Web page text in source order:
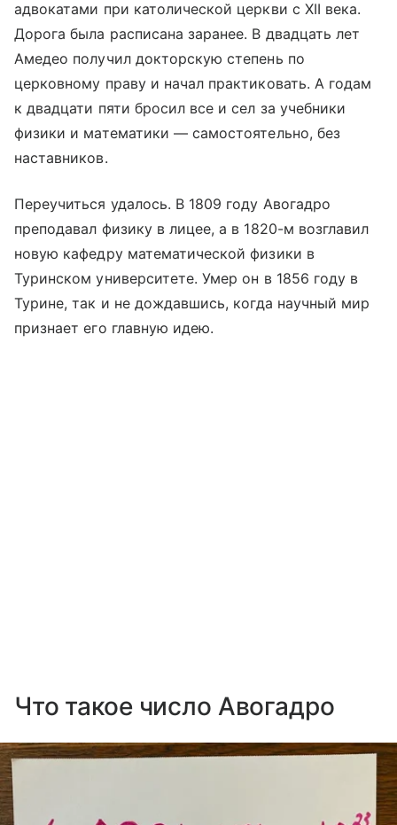
адвокатами при католической церкви с XII века.
Дорога была расписана заранее. В двадцать лет
Амедео получил докторскую степень по
церковному праву и начал практиковать. А годам
к двадцати пяти бросил все и сел за учебники
физики и математики — самостоятельно, без
наставников.
Переучиться удалось. В 1809 году Авогадро
преподавал физику в лицее, а в 1820-м возглавил
новую кафедру математической физики в
Туринском университете. Умер он в 1856 году в
Турине, так и не дождавшись, когда научный мир
признает его главную идею.
Что такое число Авогадро